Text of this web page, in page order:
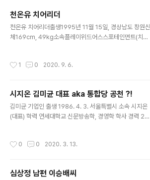
천온유 치어리더
천온유 치어리더출생1995년 11월 15일, 경상남도 창원신
체169cm, 49kg소속플레이위드어스스포테인먼트(치어
치어리더
1 0 2020. 9. 6.
시지온 김미균 대표 aka 통합당 공천 ?!
김미균 기업인 출생 1986. 4. 3. 서울특별시 소속 시지온
(대표) 학력 연세대학교 신문방송학, 경영학 학사 경력 20
친해야하는데 통합당은 사공이 많아서......
0 0 2020. 3. 13.
심상정 남편 이승배씨